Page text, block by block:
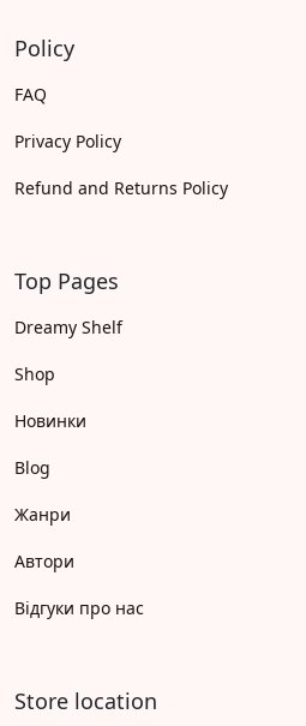
Policy
FAQ
Privacy Policy
Refund and Returns Policy
Top Pages
Dreamy Shelf
Shop
Новинки
Blog
Жанри
Автори
Відгуки про нас
Store location